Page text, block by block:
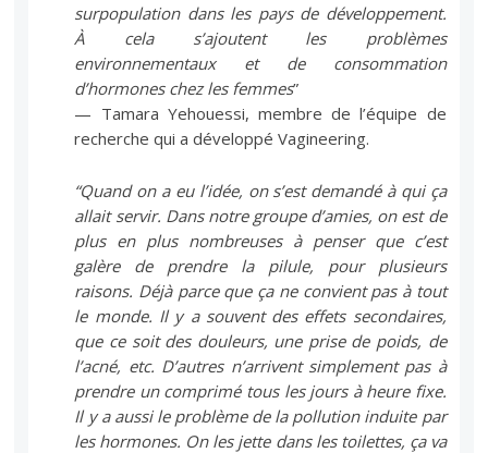
surpopulation dans les pays de développement.
À cela s’ajoutent les problèmes
environnementaux et de consommation
d’hormones chez les femmes”
— Tamara Yehouessi, membre de l’équipe de
recherche qui a développé Vagineering.
“Quand on a eu l’idée, on s’est demandé à qui ça
allait servir. Dans notre groupe d’amies, on est de
plus en plus nombreuses à penser que c’est
galère de prendre la pilule, pour plusieurs
raisons. Déjà parce que ça ne convient pas à tout
le monde. Il y a souvent des effets secondaires,
que ce soit des douleurs, une prise de poids, de
l’acné, etc. D’autres n’arrivent simplement pas à
prendre un comprimé tous les jours à heure fixe.
Il y a aussi le problème de la pollution induite par
les hormones. On les jette dans les toilettes, ça va